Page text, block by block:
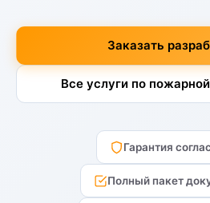
Заказать
Все услуги по
Гарантия
Полный пакет